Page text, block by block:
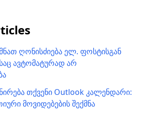
ღონისძიება ელ. ფოსტისგან
ავტომატურად არ
თქვენი Outlook კალენდარი:
მოვიდებების შექმნა